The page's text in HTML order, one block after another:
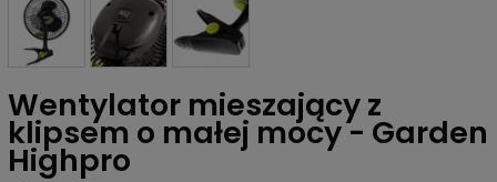
Wentylator mieszający z
klipsem o małej mocy - Garden
Highpro